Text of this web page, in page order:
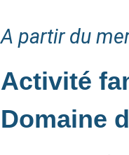
A partir du
Activité
Domaine